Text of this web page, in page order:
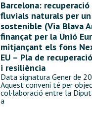
Barcelona:
fluvials naturals per
sostenible (Via Blava
finançat per la Unió
mitjançant els fons
EU – Pla de
i resiliència
Data signatura Gener de
Aquest conveni té per
col·laboració entre la
a